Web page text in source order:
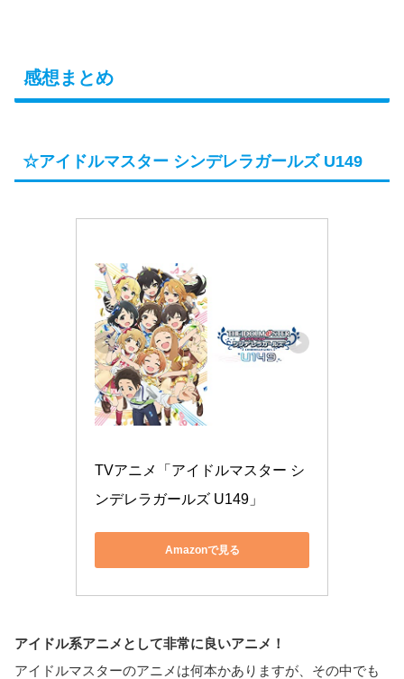
感想まとめ
☆アイドルマスター シンデレラガールズ U149
TVアニメ「アイドルマスター シ
ンデレラガールズ U149」
Amazonで見る
アイドル系アニメとして非常に良いアニメ！
アイドルマスターのアニメは何本かありますが、その中でも